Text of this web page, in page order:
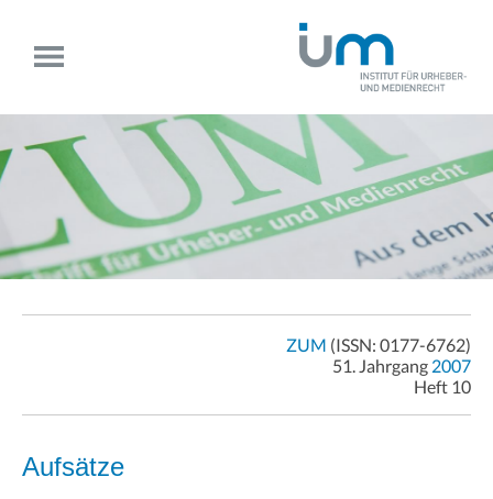
ZUM (ISSN: 0177-6762)
51. Jahrgang 2007
Heft 10
Aufsätze